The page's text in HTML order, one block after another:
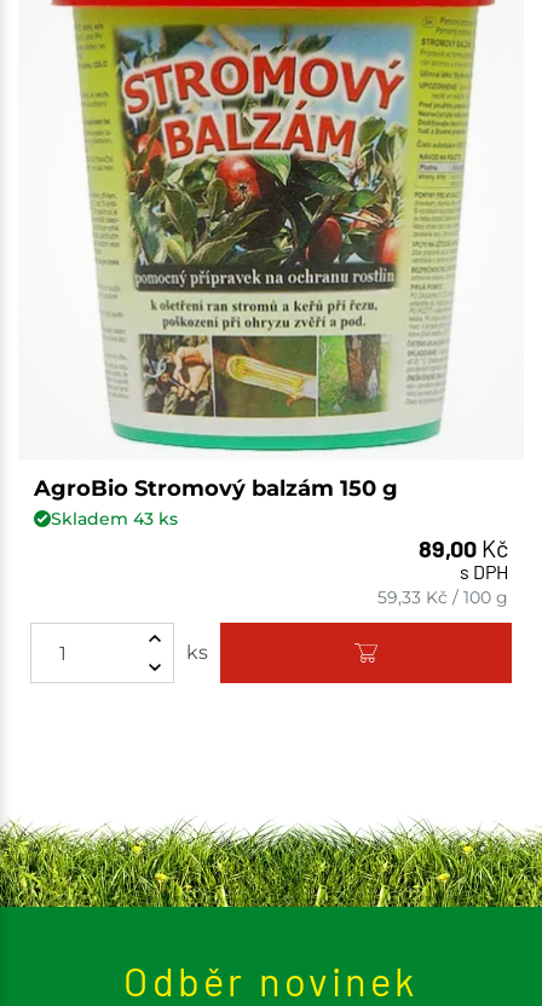
AgroBio Stromový balzám 150 g
Skladem 43ks
89,00 Kč
s DPH
59,33 Kč /100 g
ks
Odběr novinek